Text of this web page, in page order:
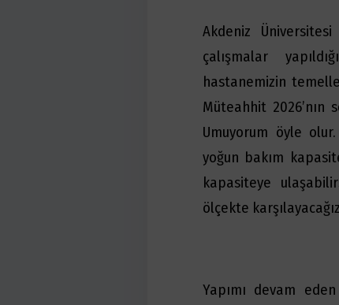
Akdeniz
çalışmalar
hastanemizin
Müteahhit
Umuyorum öyle
yoğun bakım
kapasiteye
ölçekte
Yapımı devam